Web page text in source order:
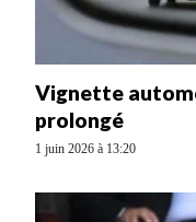
Vignette
prolongé
1 juin 2026 à 13:20